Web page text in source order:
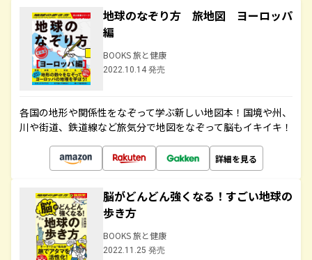
地球のなぞり方 旅地図 ヨーロッパ
編
BOOKS 旅と健康
2022.10.14 発売
各国の地形や関係性をなぞって学ぶ新しい地図本！国境や州、
川や街道、鉄道線など旅気分で地図をなぞって脳もイキイキ！
詳細を見る
脳がどんどん強くなる！すごい地球の
歩き方
BOOKS 旅と健康
2022.11.25 発売